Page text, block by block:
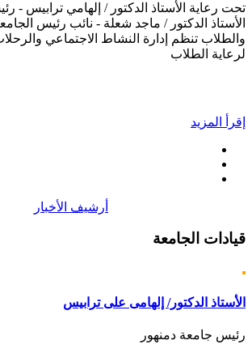
تحت رعاية الأستاذ الدكتور / إلهامي ترابيس -
الأستاذ الدكتور / ماجد شعلة - نائب رئيس
والطلاب تنظم إدارة النشاط الاجتماعي والرحلات
لرعاية الطلاب
إقرأ المزيد
أرشيف الأخبار
قيادات الجامعة
الأستاذ الدكتور/ إلهامى على ترابيس
رئيس جامعة دمنهور